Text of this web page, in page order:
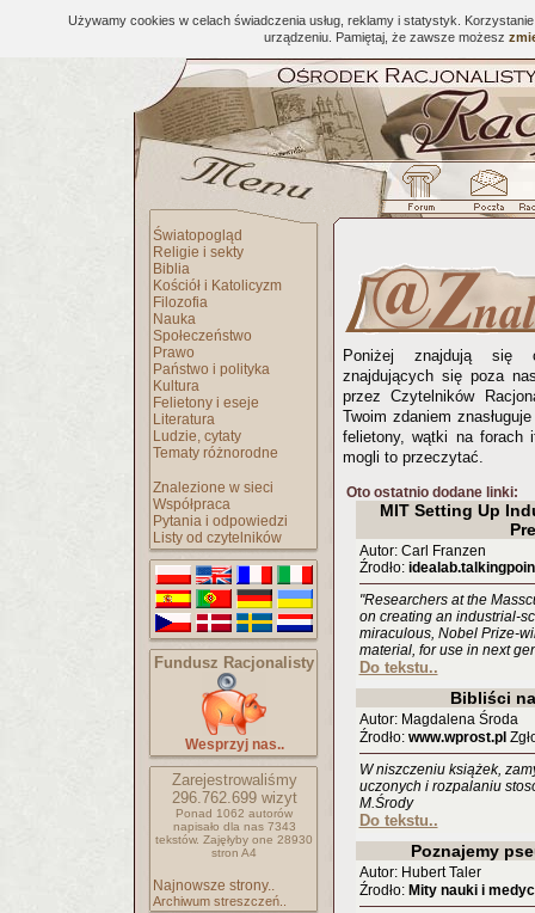
Używamy cookies w celach świadczenia usług, reklamy i statystyk.
urządzeniu. Pamiętaj, że zawsze możesz
Światopogląd
Religie i sekty
Biblia
Kościół i Katolicyzm
Filozofia
Nauka
Społeczeństwo
Prawo
Państwo i polityka
Kultura
Felietony i eseje
Literatura
Ludzie, cytaty
Tematy różnorodne
Znalezione w sieci
Współpraca
Pytania i odpowiedzi
Listy od czytelników
Fundusz Racjonalisty
Wesprzyj nas..
Zarejestrowaliśmy
296.762.699wizyt
Ponad 1062 autorów
napisało dla nas 7343
tekstów. Zajęłyby one 28930
stron A4
Najnowsze strony..
Archiwum streszczeń..
Poniżej znajdują się
znajdujących się poza
przez Czytelników
Twoim zdaniem
felietony, wątki na forach
mogli to przeczytać.
Oto ostatnio dodane linki:
MIT Setting Up
Autor: Carl Franzen
Źrodło:
"Researchers at the
on creating an industrial-
miraculous, Nobel Prize-
material, for use in next
Do tekstu..
Bibliści
Autor: Magdalena Środa
Źrodło: www.wprost.pl
W niszczeniu książek,
uczonych i rozpalaniu
M.Środy
Do tekstu..
Poznajemy
Autor: Hubert Taler
Źrodło: Mity nauki i